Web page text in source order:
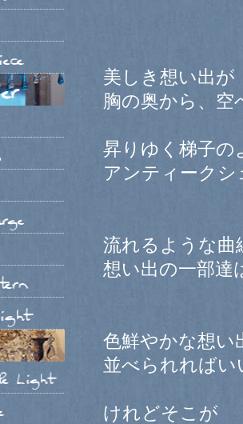
美しき想い出が
胸の奥から、
昇りゆく梯子の
アンティーク
流れるような曲
想い出の一部達
色鮮やかな想い
並べられればい
けれどそこが